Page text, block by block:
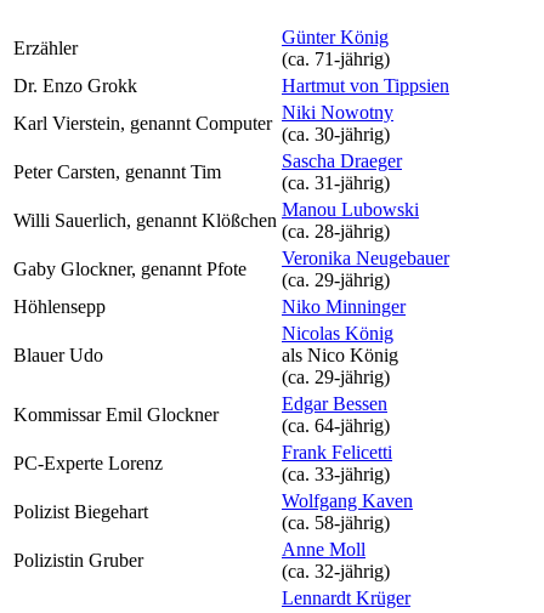
Erzähler
Günter König
(ca. 71‑jährig)
Dr. Enzo Grokk
Hartmut von Tippsien
Karl Vierstein, genannt Computer
Niki Nowotny
(ca. 30‑jährig)
Peter Carsten, genannt Tim
Sascha Draeger
(ca. 31‑jährig)
Willi Sauerlich, genannt Klößchen
Manou Lubowski
(ca. 28‑jährig)
Gaby Glockner, genannt Pfote
Veronika Neugebauer
(ca. 29‑jährig)
Höhlensepp
Niko Minninger
Blauer Udo
Nicolas König
als Nico König
(ca. 29‑jährig)
Kommissar Emil Glockner
Edgar Bessen
(ca. 64‑jährig)
PC-Experte Lorenz
Frank Felicetti
(ca. 33‑jährig)
Polizist Biegehart
Wolfgang Kaven
(ca. 58‑jährig)
Polizistin Gruber
Anne Moll
(ca. 32‑jährig)
Lennardt Krüger